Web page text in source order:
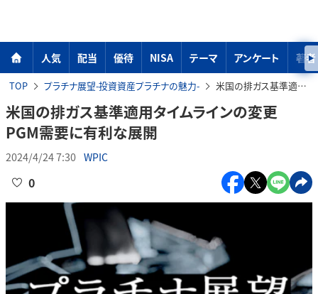
人気 配当 優待 NISA テーマ アンケート 著者
TOP プラチナ展望-投資資産プラチナの魅力- 米国の排ガス基準適用タイムラインの変更 PGM需要に有利な展開
米国の排ガス基準適用タイムラインの変更
PGM需要に有利な展開
2024/4/24 7:30 WPIC
0